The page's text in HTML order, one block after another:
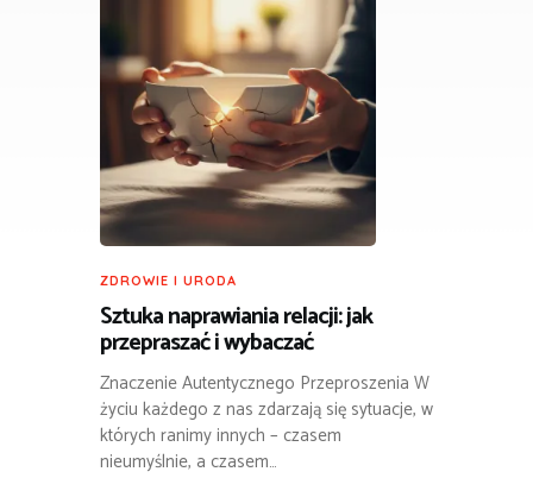
ZDROWIE I URODA
Sztuka naprawiania relacji: jak
przepraszać i wybaczać
Znaczenie Autentycznego Przeproszenia W
życiu każdego z nas zdarzają się sytuacje, w
których ranimy innych – czasem
nieumyślnie, a czasem…